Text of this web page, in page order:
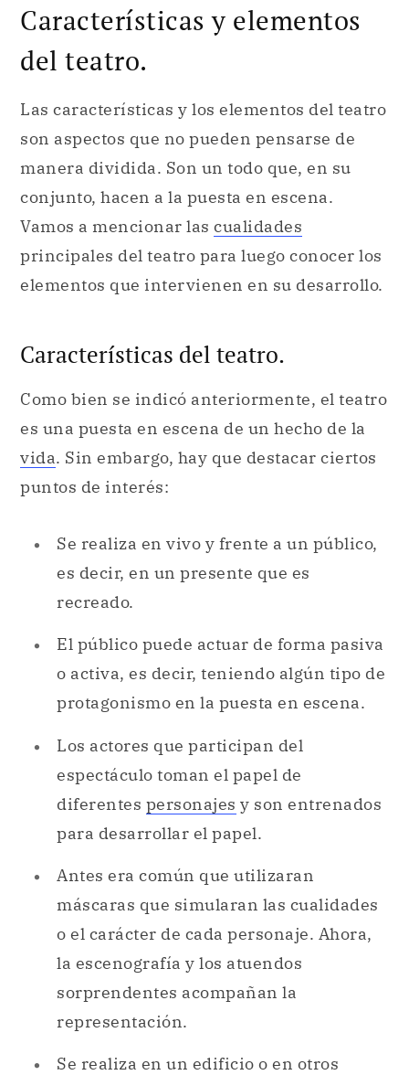
Características y elementos
del teatro.
Las características y los elementos del teatro
son aspectos que no pueden pensarse de
manera dividida. Son un todo que, en su
conjunto, hacen a la puesta en escena.
Vamos a mencionar las cualidades
principales del teatro para luego conocer los
elementos que intervienen en su desarrollo.
Características del teatro.
Como bien se indicó anteriormente, el teatro
es una puesta en escena de un hecho de la
vida. Sin embargo, hay que destacar ciertos
puntos de interés:
Se realiza en vivo y frente a un público,
es decir, en un presente que es
recreado.
El público puede actuar de forma pasiva
o activa, es decir, teniendo algún tipo de
protagonismo en la puesta en escena.
Los actores que participan del
espectáculo toman el papel de
diferentes personajes y son entrenados
para desarrollar el papel.
Antes era común que utilizaran
máscaras que simularan las cualidades
o el carácter de cada personaje. Ahora,
la escenografía y los atuendos
sorprendentes acompañan la
representación.
Se realiza en un edificio o en otros